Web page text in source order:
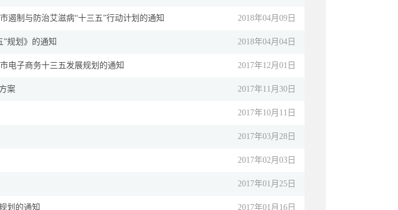
遏制与防治艾滋病“十三五”行动计划的通知 2018年04月09日
规划》的通知 2018年04月04日
电子商务十三五发展规划的通知 2017年12月01日
案 2017年11月30日
2017年10月11日
2017年03月28日
2017年02月03日
2017年01月25日
划的通知 2017年01月16日